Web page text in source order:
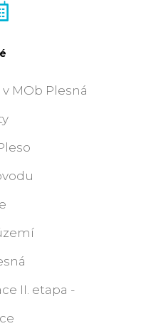
MOb Plesná
II. etapa -